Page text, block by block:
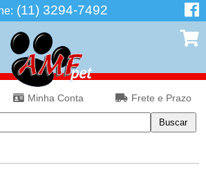
(11) 3294-7492
Minha Conta Frete e Prazo